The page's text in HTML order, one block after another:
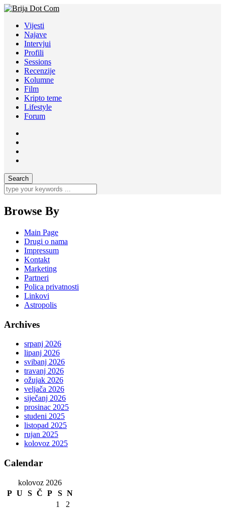
Vijesti
Najave
Intervjui
Profili
Sessions
Recenzije
Kolumne
Film
Kripto teme
Lifestyle
Forum
Browse By
Main Page
Drugi o nama
Impressum
Kontakt
Marketing
Partneri
Polica privatnosti
Linkovi
Astropolis
Archives
srpanj 2026
lipanj 2026
svibanj 2026
travanj 2026
ožujak 2026
veljača 2026
siječanj 2026
prosinac 2025
studeni 2025
listopad 2025
rujan 2025
kolovoz 2025
Calendar
kolovoz 2026
P U S Č P S N
1
2